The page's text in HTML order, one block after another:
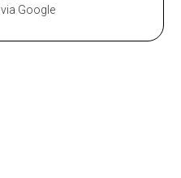
via Google